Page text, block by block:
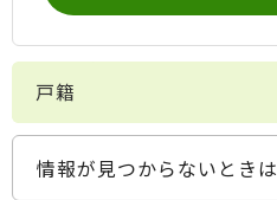
戸籍
情報が見つからないときは